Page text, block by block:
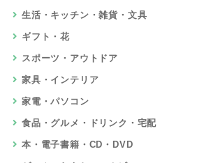
生活・キッチン・雑貨・文具
ギフト・花
スポーツ・アウトドア
家具・インテリア
家電・パソコン
食品・グルメ・ドリンク・宅配
本・電子書籍・CD・DVD